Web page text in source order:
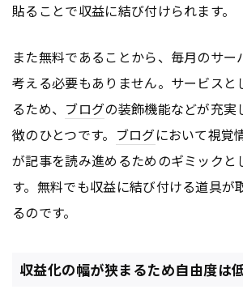
貼ることで収益に結び付けられます。
また無料であることから、毎月のサー
考える必要もありません。サービスと
るため、 ブログの装飾機能などが充実
徴のひとつです。 ブログにおいて視覚
が記事を読み進めるためのギミックと
す。無料でも収益に結び付ける道具が
るのです。
収益化の幅が狭まるため自由度は